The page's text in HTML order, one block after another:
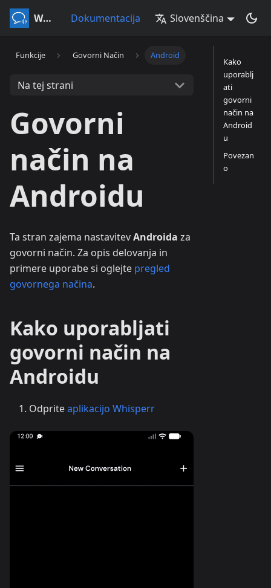
Whisperr Dokumentacija Slovenščina
Funkcije Govorni Način Android
Na tej strani
Govorni
način na
Androidu
Ta stran zajema nastavitevAndroida za
govorni način. Za opis delovanja in
primere uporabe si oglejte pregled
govornega načina.
Kako uporabljati
govorni način na
Androidu
Odpriteaplikacijo Whisperr
Kako
uporablj
ati
govorni
način na
Android
u
Povezan
o